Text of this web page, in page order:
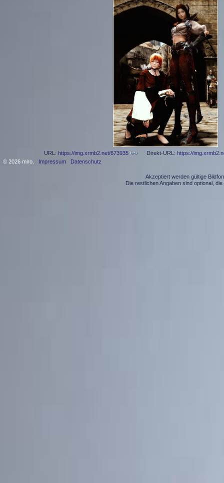
URL: https://img.xrmb2.net/673935 Direkt-URL: https://
© 2026 miro. Impressum Datenschutz
Akzeptiert werden gültige
Die restlichen Angaben sind optional,